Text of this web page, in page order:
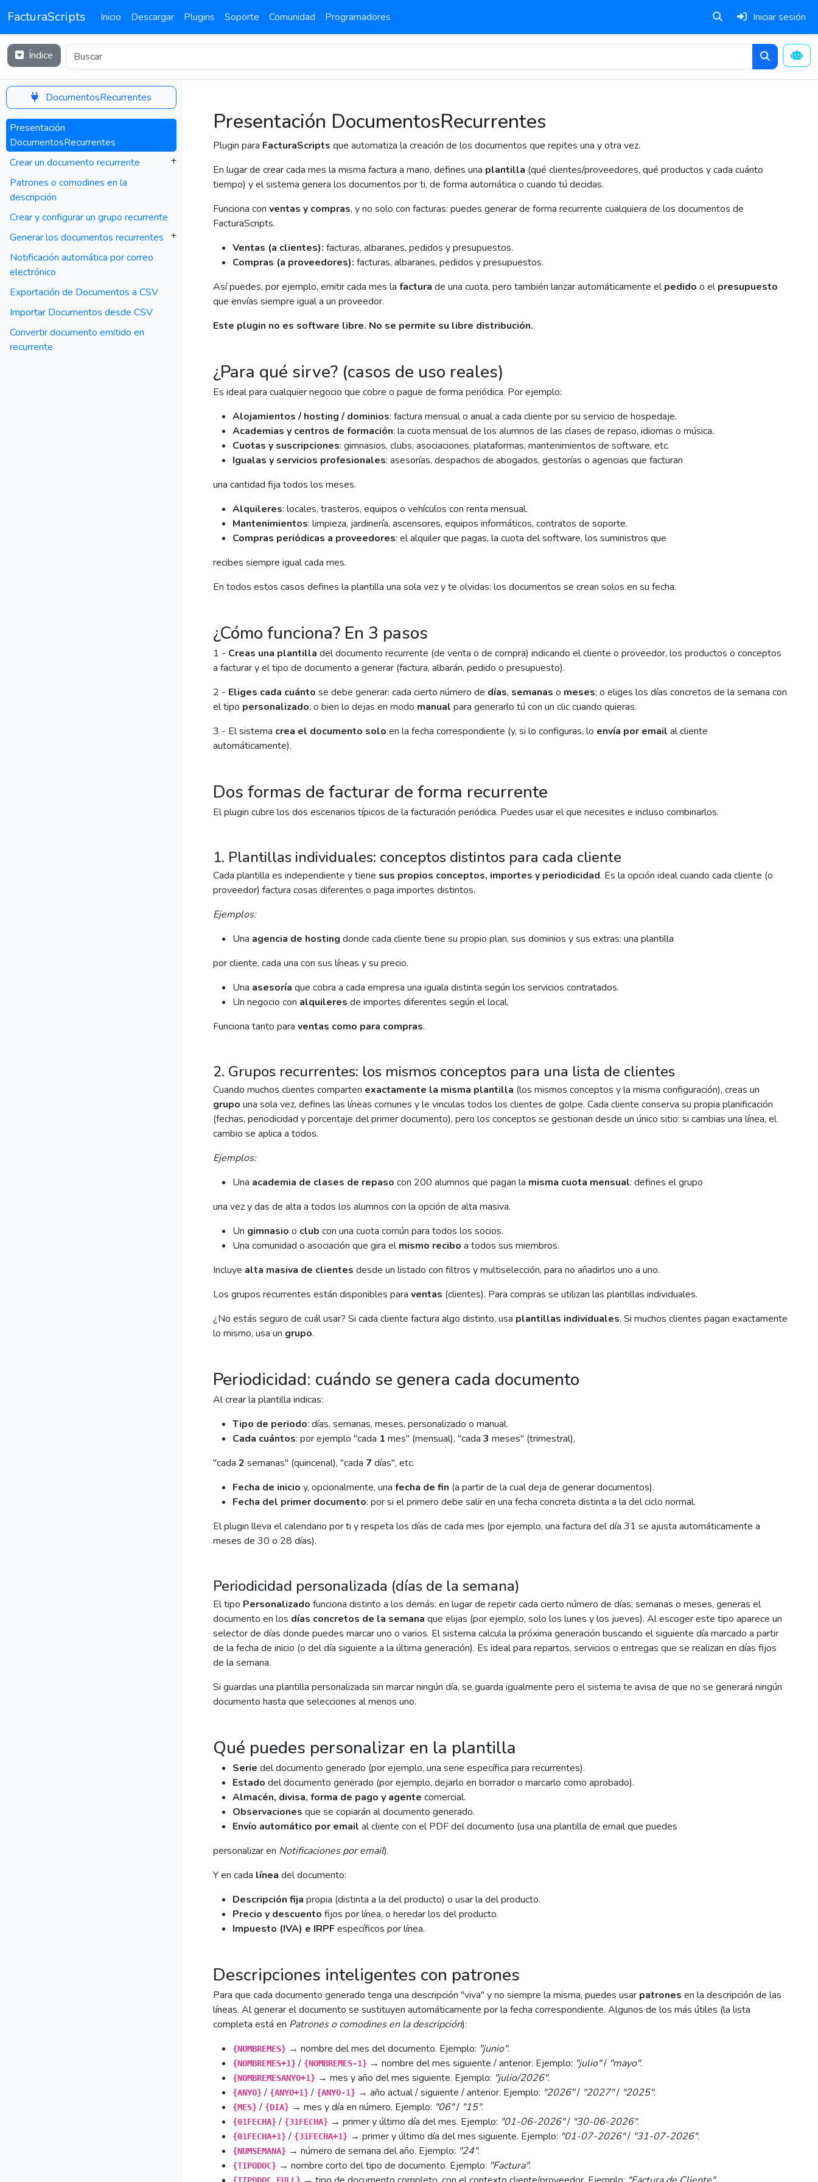
FacturaScripts Inicio Descargar Plugins Soporte Comunidad Programadores Iniciar sesión
Índice
DocumentosRecurrentes
Presentación
DocumentosRecurrentes
Crear un documento recurrente
+
Patrones o comodines en la
descripción
Crear y configurar un grupo recurrente
+
Generar los documentos recurrentes
Notificación automática por correo
electrónico
Exportación de Documentos a CSV
Importar Documentos desde CSV
Convertir documento emitido en
recurrente
Presentación DocumentosRecurrentes
Plugin para FacturaScripts que automatiza la creación de los documentos que repites una y otra vez.
En lugar de crear cada mes la misma factura a mano, defines una plantilla (qué clientes/proveedores, qué productos y cada cuánto
tiempo) y el sistema genera los documentos por ti, de forma automática o cuando tú decidas.
Funciona con ventas y compras, y no solo con facturas: puedes generar de forma recurrente cualquiera de los documentos de
FacturaScripts.
Ventas (a clientes): facturas, albaranes, pedidos y presupuestos.
Compras (a proveedores): facturas, albaranes, pedidos y presupuestos.
Así puedes, por ejemplo, emitir cada mes la factura de una cuota, pero también lanzar automáticamente elpedido o elpresupuesto
que envías siempre igual a un proveedor.
Este plugin no es software libre. No se permite su libre distribución.
¿Para qué sirve? (casos de uso reales)
Es ideal para cualquier negocio que cobre o pague de forma periódica. Por ejemplo:
Alojamientos / hosting / dominios: factura mensual o anual a cada cliente por su servicio de hospedaje.
Academias y centros de formación: la cuota mensual de los alumnos de las clases de repaso, idiomas o música.
Cuotas y suscripciones: gimnasios, clubs, asociaciones, plataformas, mantenimientos de software, etc.
Igualas y servicios profesionales: asesorías, despachos de abogados, gestorías o agencias que facturan
una cantidad fija todos los meses.
Alquileres: locales, trasteros, equipos o vehículos con renta mensual.
Mantenimientos: limpieza, jardinería, ascensores, equipos informáticos, contratos de soporte.
Compras periódicas a proveedores: el alquiler que pagas, la cuota del software, los suministros que
recibes siempre igual cada mes.
En todos estos casos defines la plantilla una sola vez y te olvidas: los documentos se crean solos en su fecha.
¿Cómo funciona? En 3 pasos
1 - Creas una plantilla del documento recurrente (de venta o de compra) indicando el cliente o proveedor, los productos o conceptos
a facturar y el tipo de documento a generar (factura, albarán, pedido o presupuesto).
2 - Eliges cada cuánto se debe generar: cada cierto número de días, semanas o meses; o eliges los días concretos de la semana con
el tipo personalizado; o bien lo dejas en modo manual para generarlo tú con un clic cuando quieras.
3 - El sistema crea el documento solo en la fecha correspondiente (y, si lo configuras, lo envía por email al cliente
automáticamente).
Dos formas de facturar de forma recurrente
El plugin cubre los dos escenarios típicos de la facturación periódica. Puedes usar el que necesites e incluso combinarlos.
1. Plantillas individuales: conceptos distintos para cada cliente
Cada plantilla es independiente y tiene sus propios conceptos, importes y periodicidad. Es la opción ideal cuando cada cliente (o
proveedor) factura cosas diferentes o paga importes distintos.
Ejemplos:
Una agencia de hosting donde cada cliente tiene su propio plan, sus dominios y sus extras: una plantilla
por cliente, cada una con sus líneas y su precio.
Una asesoría que cobra a cada empresa una iguala distinta según los servicios contratados.
Un negocio con alquileres de importes diferentes según el local.
Funciona tanto para ventas como para compras.
2. Grupos recurrentes: los mismos conceptos para una lista de clientes
Cuando muchos clientes comparten exactamente la misma plantilla (los mismos conceptos y la misma configuración), creas un
grupo una sola vez, defines las líneas comunes y le vinculas todos los clientes de golpe. Cada cliente conserva su propia planificación
(fechas, periodicidad y porcentaje del primer documento), pero los conceptos se gestionan desde un único sitio: si cambias una línea, el
cambio se aplica a todos.
Ejemplos:
Una academia de clases de repaso con 200 alumnos que pagan la misma cuota mensual: defines el grupo
una vez y das de alta a todos los alumnos con la opción de alta masiva.
Un gimnasio o club con una cuota común para todos los socios.
Una comunidad o asociación que gira elmismo recibo a todos sus miembros.
Incluye alta masiva de clientes desde un listado con filtros y multiselección, para no añadirlos uno a uno.
Los grupos recurrentes están disponibles para ventas (clientes). Para compras se utilizan las plantillas individuales.
¿No estás seguro de cuál usar? Si cada cliente factura algo distinto, usa plantillas individuales. Si muchos clientes pagan exactamente
lo mismo, usa un grupo.
Periodicidad: cuándo se genera cada documento
Al crear la plantilla indicas:
Tipo de periodo: días, semanas, meses, personalizado o manual.
Cada cuántos: por ejemplo "cada 1 mes" (mensual), "cada 3 meses" (trimestral),
"cada 2 semanas" (quincenal), "cada 7 días", etc.
Fecha de inicio y, opcionalmente, una fecha de fin (a partir de la cual deja de generar documentos).
Fecha del primer documento: por si el primero debe salir en una fecha concreta distinta a la del ciclo normal.
El plugin lleva el calendario por ti y respeta los días de cada mes (por ejemplo, una factura del día 31 se ajusta automáticamente a
meses de 30 o 28 días).
Periodicidad personalizada (días de la semana)
El tipo Personalizado funciona distinto a los demás: en lugar de repetir cada cierto número de días, semanas o meses, generas el
documento en los días concretos de la semana que elijas (por ejemplo, solo los lunes y los jueves). Al escoger este tipo aparece un
selector de días donde puedes marcar uno o varios. El sistema calcula la próxima generación buscando el siguiente día marcado a partir
de la fecha de inicio (o del día siguiente a la última generación). Es ideal para repartos, servicios o entregas que se realizan en días fijos
de la semana.
Si guardas una plantilla personalizada sin marcar ningún día, se guarda igualmente pero el sistema te avisa de que no se generará ningún
documento hasta que selecciones al menos uno.
Qué puedes personalizar en la plantilla
Serie del documento generado (por ejemplo, una serie específica para recurrentes).
Estado del documento generado (por ejemplo, dejarlo en borrador o marcarlo como aprobado).
Almacén, divisa, forma de pago y agente comercial.
Observaciones que se copiarán al documento generado.
Envío automático por email al cliente con el PDF del documento (usa una plantilla de email que puedes
personalizar en Notificaciones por email).
Y en cada línea del documento:
Descripción fija propia (distinta a la del producto) o usar la del producto.
Precio y descuento fijos por línea, o heredar los del producto.
Impuesto (IVA) e IRPFespecíficos por línea.
Descripciones inteligentes con patrones
Para que cada documento generado tenga una descripción "viva" y no siempre la misma, puedes usar patrones en la descripción de las
líneas. Al generar el documento se sustituyen automáticamente por la fecha correspondiente. Algunos de los más útiles (la lista
completa está en Patrones o comodines en la descripción):
{NOMBREMES} → nombre del mes del documento. Ejemplo: "junio".
{NOMBREMES+1}/ {NOMBREMES-1} → nombre del mes siguiente / anterior. Ejemplo: "julio"/ "mayo".
{NOMBREMESANYO+1} → mes y año del mes siguiente. Ejemplo: "julio/2026".
{ANYO}/ {ANYO+1}/ {ANYO-1} → año actual / siguiente / anterior. Ejemplo: "2026"/ "2027"/ "2025".
{MES}/ {DIA} → mes y día en número. Ejemplo: "06"/ "15".
{01FECHA}/ {31FECHA} → primer y último día del mes. Ejemplo: "01-06-2026"/ "30-06-2026".
{01FECHA+1}/ {31FECHA+1} → primer y último día del mes siguiente. Ejemplo: "01-07-2026"/ "31-07-2026".
{NUMSEMANA} → número de semana del año. Ejemplo: "24".
{TIPODOC} → nombre corto del tipo de documento. Ejemplo: "Factura".